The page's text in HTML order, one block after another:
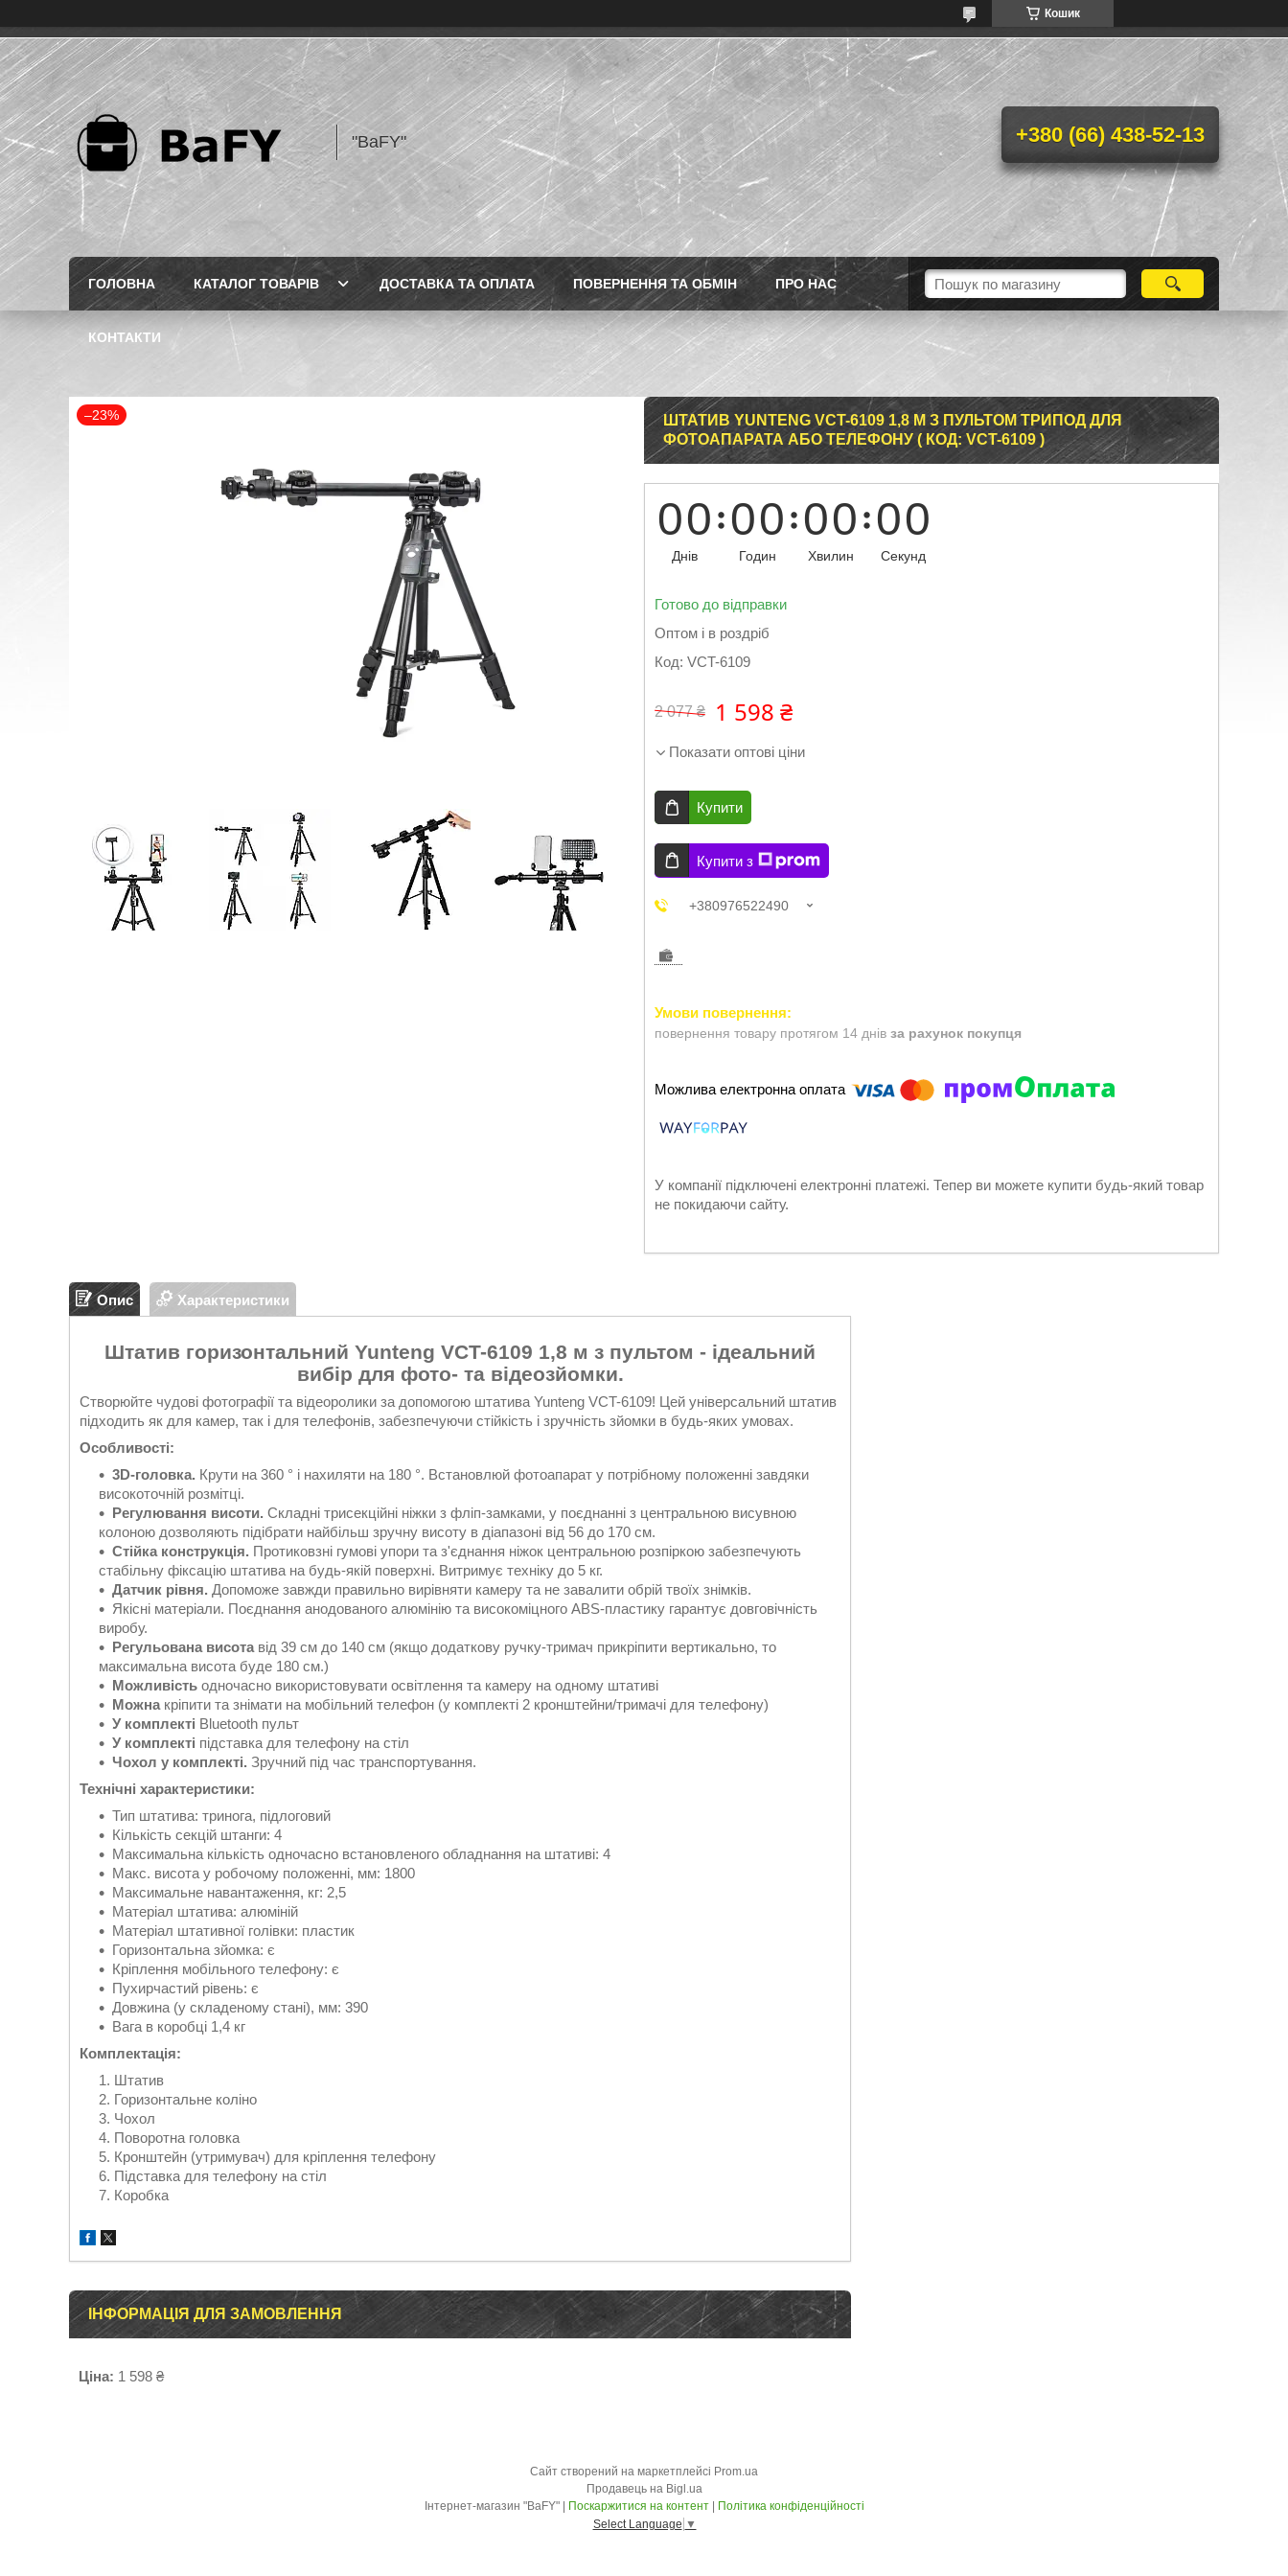
Кошик
"BaFY" +380 (66) 438-52-13
ГОЛОВНА КАТАЛОГ ТОВАРІВ ДОСТАВКА ТА ОПЛАТА ПОВЕРНЕННЯ ТА ОБМІН ПРО НАС
КОНТАКТИ
–23%
ШТАТИВ YUNTENG VCT-6109 1,8 М З ПУЛЬТОМ ТРИПОД ДЛЯ
ФОТОАПАРАТА АБО ТЕЛЕФОНУ ( КОД: VCT-6109 )
00
Днів
00
Годин
00
Хвилин
00
Секунд
Готово до відправки
Оптом і в роздріб
Код: VCT-6109
2 077 ₴ 1 598 ₴
Показати оптові ціни
Купити
Купити з
+380976522490
повернення товару протягом 14 днів за рахунок покупця
У компанії підключені електронні платежі. Тепер ви можете купити будь-який товар
не покидаючи сайту.
Опис Характеристики
Штатив горизонтальний Yunteng VCT-6109 1,8 м з пультом - ідеальний
вибір для фото- та відеозйомки.
Створюйте чудові фотографії та відеоролики за допомогою штатива Yunteng VCT-6109! Цей універсальний штатив
підходить як для камер, так і для телефонів, забезпечуючи стійкість і зручність зйомки в будь-яких умовах.
Особливості:
3D-головка. Крути на 360 ° і нахиляти на 180 °. Встановлюй фотоапарат у потрібному положенні завдяки
високоточній розмітці.
Регулювання висоти. Складні трисекційні ніжки з фліп-замками, у поєднанні з центральною висувною
колоною дозволяють підібрати найбільш зручну висоту в діапазоні від 56 до 170 см.
Стійка конструкція. Протиковзні гумові упори та з'єднання ніжок центральною розпіркою забезпечують
стабільну фіксацію штатива на будь-якій поверхні. Витримує техніку до 5 кг.
Датчик рівня. Допоможе завжди правильно вирівняти камеру та не завалити обрій твоїх знімків.
Якісні матеріали. Поєднання анодованого алюмінію та високоміцного ABS-пластику гарантує довговічність
виробу.
Регульована висота від 39 см до 140 см (якщо додаткову ручку-тримач прикріпити вертикально, то
максимальна висота буде 180 см.)
Можливість одночасно використовувати освітлення та камеру на одному штативі
Можна кріпити та знімати на мобільний телефон (у комплекті 2 кронштейни/тримачі для телефону)
У комплекті Bluetooth пульт
У комплекті підставка для телефону на стіл
Чохол у комплекті. Зручний під час транспортування.
Технічні характеристики:
Тип штатива: тринога, підлоговий
Кількість секцій штанги: 4
Максимальна кількість одночасно встановленого обладнання на штативі: 4
Макс. висота у робочому положенні, мм: 1800
Максимальне навантаження, кг: 2,5
Матеріал штатива: алюміній
Матеріал штативної голівки: пластик
Горизонтальна зйомка: є
Кріплення мобільного телефону: є
Пухирчастий рівень: є
Довжина (у складеному стані), мм: 390
Вага в коробці 1,4 кг
Комплектація:
Штатив
Горизонтальне коліно
Чохол
Поворотна головка
Кронштейн (утримувач) для кріплення телефону
Підставка для телефону на стіл
Коробка
ІНФОРМАЦІЯ ДЛЯ ЗАМОВЛЕННЯ
Ціна: 1 598 ₴
Сайт створений на маркетплейсі Prom.ua
Продавець на Bigl.ua
Поскаржитися на контент
Політика конфіденційності
Select Language ▼